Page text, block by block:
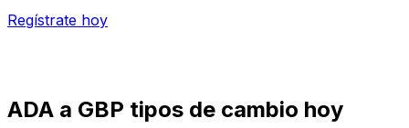
Regístrate hoy
ADA a GBP tipos de cambio hoy